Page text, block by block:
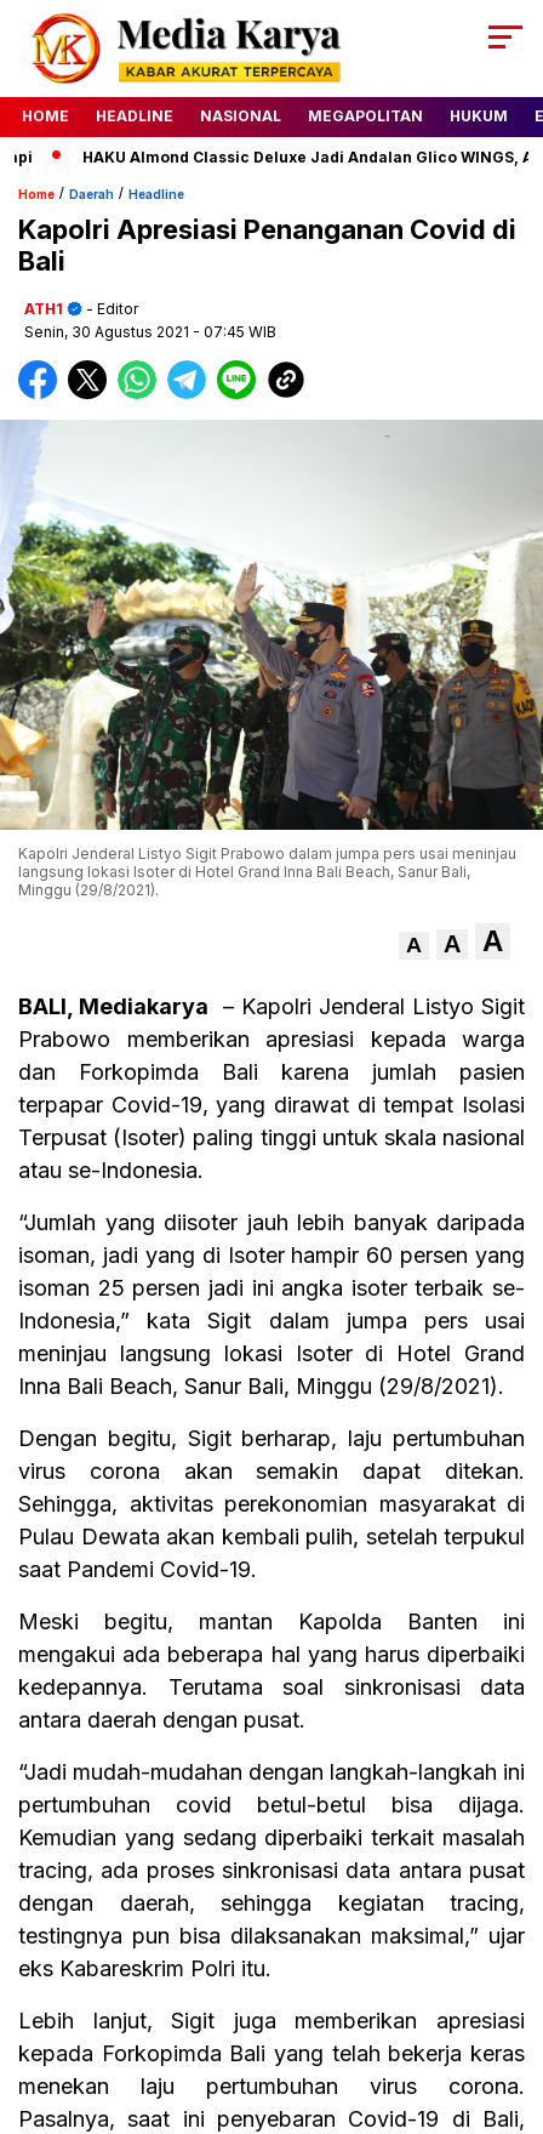
HOME HEADLINE NASIONAL MEGAPOLITAN HUKUM
HAKU Almond Classic Deluxe Jadi Andalan Glico WINGS, Ajak
Home / Daerah / Headline
Kapolri Apresiasi Penanganan Covid di
Bali
ATH1
- Editor
Senin, 30 Agustus 2021 - 07:45 WIB
Kapolri Jenderal Listyo Sigit Prabowo dalam jumpa pers usai meninjau
langsung lokasi Isoter di Hotel Grand Inna Bali Beach, Sanur Bali,
Minggu (29/8/2021).
A A A
BALI, Mediakarya – Kapolri Jenderal Listyo Sigit
Prabowo memberikan apresiasi kepada warga
dan Forkopimda Bali karena jumlah pasien
terpapar Covid-19, yang dirawat di tempat Isolasi
Terpusat (Isoter) paling tinggi untuk skala nasional
atau se-Indonesia.
“Jumlah yang diisoter jauh lebih banyak daripada
isoman, jadi yang di Isoter hampir 60 persen yang
isoman 25 persen jadi ini angka isoter terbaik se-
Indonesia,” kata Sigit dalam jumpa pers usai
meninjau langsung lokasi Isoter di Hotel Grand
Inna Bali Beach, Sanur Bali, Minggu (29/8/2021).
Dengan begitu, Sigit berharap, laju pertumbuhan
virus corona akan semakin dapat ditekan.
Sehingga, aktivitas perekonomian masyarakat di
Pulau Dewata akan kembali pulih, setelah terpukul
saat Pandemi Covid-19.
Meski begitu, mantan Kapolda Banten ini
mengakui ada beberapa hal yang harus diperbaiki
kedepannya. Terutama soal sinkronisasi data
antara daerah dengan pusat.
“Jadi mudah-mudahan dengan langkah-langkah ini
pertumbuhan covid betul-betul bisa dijaga.
Kemudian yang sedang diperbaiki terkait masalah
tracing, ada proses sinkronisasi data antara pusat
dengan daerah, sehingga kegiatan tracing,
testingnya pun bisa dilaksanakan maksimal,” ujar
eks Kabareskrim Polri itu.
Lebih lanjut, Sigit juga memberikan apresiasi
kepada Forkopimda Bali yang telah bekerja keras
menekan laju pertumbuhan virus corona.
Pasalnya, saat ini penyebaran Covid-19 di Bali,